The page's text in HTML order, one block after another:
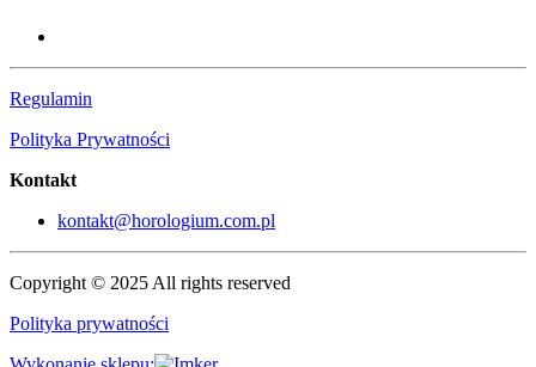
Regulamin
Polityka Prywatności
Kontakt
kontakt@horologium.com.pl
Copyright © 2025 All rights reserved
Polityka prywatności